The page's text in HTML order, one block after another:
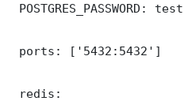
POSTGRES_PASSWORD: test
ports: ['5432:5432']
redis: